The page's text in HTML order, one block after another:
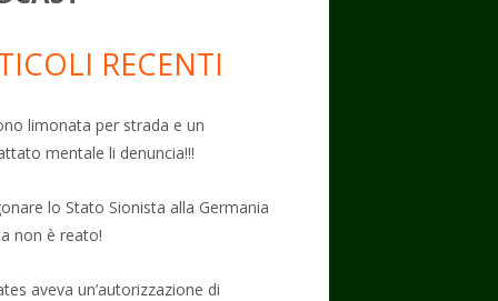
RECENTI
limonata per strada e un
mentale li denuncia!!!
lo Stato Sionista alla Germania
non è reato!
aveva un’autorizzazione di